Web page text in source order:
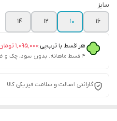
سایز
16
10
12
14
هر قسط با ترب‌پی:۱٬۰۹۵٬۰۰۰
۴ قسط ماهانه. بدون سود، چک و ضامن.
گارانتی اصالت و سلامت فیزیکی کالا